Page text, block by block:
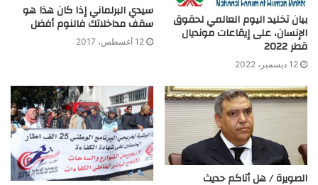
بيان تخليد اليوم العالمي لحقوق
الإنسان، على إيقاعات مونديال
قطر 2022
12 ديسمبر، 2022
سيدي البرلماني إذا كان هذا هو
سقف مداخلاتك فالنوم أفضل
12 أغسطس، 2017
الصويرة / هل أتاكم حديث